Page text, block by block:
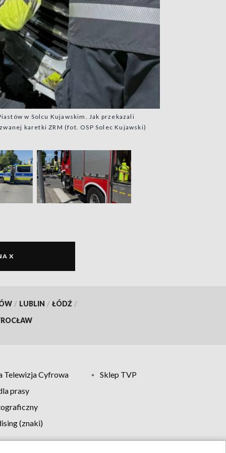
w Solcu Kujawskim. Jak przekazali
karetki ZRM (fot. OSP Solec Kujawski)
X
/ LUBLIN / ŁÓDŹ /
Telewizja Cyfrowa
Sklep TVP
prasy
(znaki)